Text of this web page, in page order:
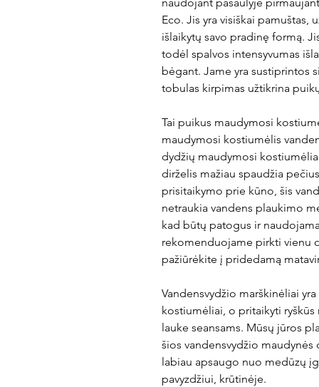
Eco. Jis yra visiškai pamuštas,
išlaikytų savo pradinę formą.
todėl spalvos intensyvumas
bėgant. Jame yra sustiprintos
tobulas kirpimas užtikrina
Tai puikus maudymosi
maudymosi kostiumėlis
dydžių maudymosi
dirželis mažiau spaudžia
prisitaikymo prie kūno, šis
netraukia vandens plaukimo
kad būtų patogus ir
rekomenduojame pirkti vienu
pažiūrėkite į pridedamą
Vandensvydžio marškinėliai
kostiumėliai, o pritaikyti
lauke seansams. Mūsų jūros
šios vandensvydžio
labiau apsaugo nuo medūzų
pavyzdžiui, krūtinėje.